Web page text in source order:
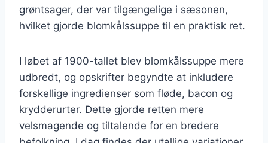
grøntsager, der var tilgængelige i sæsonen,
hvilket gjorde blomkålssuppe til en praktisk ret.
I løbet af 1900-tallet blev blomkålssuppe mere
udbredt, og opskrifter begyndte at inkludere
forskellige ingredienser som fløde, bacon og
krydderurter. Dette gjorde retten mere
velsmagende og tiltalende for en bredere